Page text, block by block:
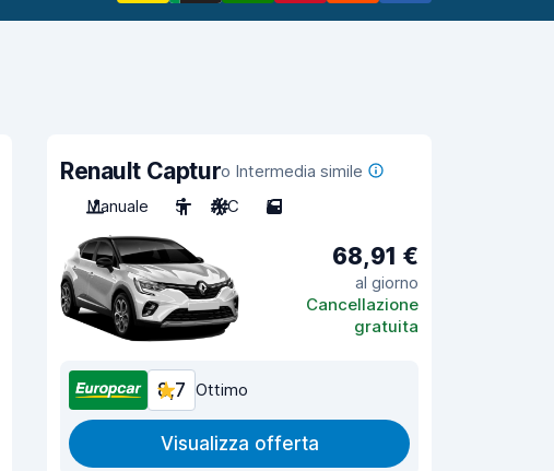
Renault Capturo Intermedia simile
Manuale
5 A/C 5
68,91 €
al giorno
Cancellazione
gratuita
8,7 Ottimo
Visualizza offerta